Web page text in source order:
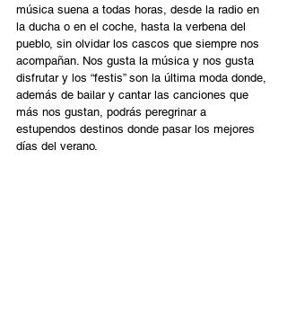
música suena a todas horas, desde la radio en
la ducha o en el coche, hasta la verbena del
pueblo, sin olvidar los cascos que siempre nos
acompañan. Nos gusta la música y nos gusta
disfrutar y los “festis” son la última moda donde,
además de bailar y cantar las canciones que
más nos gustan, podrás peregrinar a
estupendos destinos donde pasar los mejores
días del verano.